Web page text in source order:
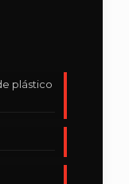
plástico